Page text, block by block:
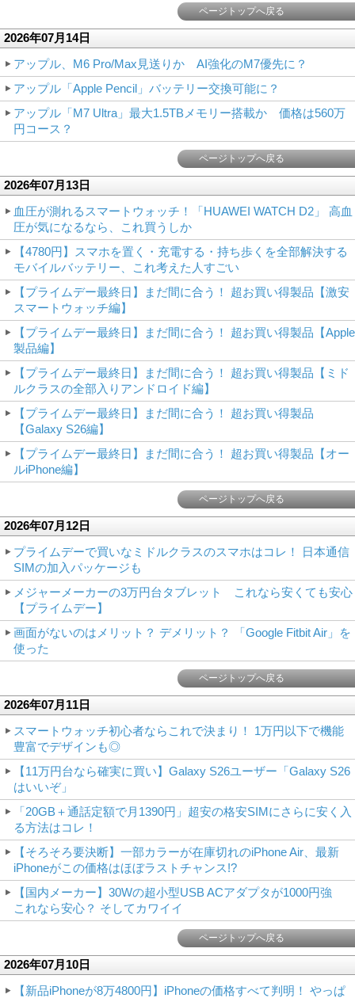
ページトップへ戻る
2026年07月14日
アップル、M6 Pro/Max見送りか AI強化のM7優先に？
アップル「Apple Pencil」バッテリー交換可能に？
アップル「M7 Ultra」最大1.5TBメモリー搭載か 価格は560万
円コース？
ページトップへ戻る
2026年07月13日
血圧が測れるスマートウォッチ！「HUAWEI WATCH D2」 高血
圧が気になるなら、これ買うしか
【4780円】スマホを置く・充電する・持ち歩くを全部解決する
モバイルバッテリー、これ考えた人すごい
【プライムデー最終日】まだ間に合う！ 超お買い得製品【激安
スマートウォッチ編】
【プライムデー最終日】まだ間に合う！ 超お買い得製品【Apple
製品編】
【プライムデー最終日】まだ間に合う！ 超お買い得製品【ミド
ルクラスの全部入りアンドロイド編】
【プライムデー最終日】まだ間に合う！ 超お買い得製品
【Galaxy S26編】
【プライムデー最終日】まだ間に合う！ 超お買い得製品【オー
ルiPhone編】
ページトップへ戻る
2026年07月12日
プライムデーで買いなミドルクラスのスマホはコレ！ 日本通信
SIMの加入パッケージも
メジャーメーカーの3万円台タブレット これなら安くても安心
【プライムデー】
画面がないのはメリット？ デメリット？ 「Google Fitbit Air」を
使った
ページトップへ戻る
2026年07月11日
スマートウォッチ初心者ならこれで決まり！ 1万円以下で機能
豊富でデザインも◎
【11万円台なら確実に買い】Galaxy S26ユーザー「Galaxy S26
はいいぞ」
「20GB＋通話定額で月1390円」超安の格安SIMにさらに安く入
る方法はコレ！
【そろそろ要決断】一部カラーが在庫切れのiPhone Air、最新
iPhoneがこの価格はほぼラストチャンス!?
【国内メーカー】30Wの超小型USB ACアダプタが1000円強
これなら安心？ そしてカワイイ
ページトップへ戻る
2026年07月10日
【新品iPhoneが8万4800円】iPhoneの価格すべて判明！ やっぱ